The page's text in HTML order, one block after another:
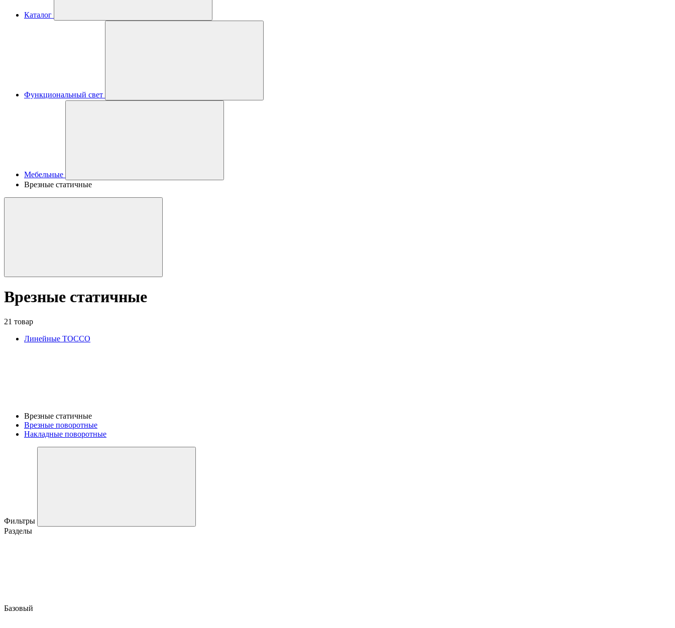
Каталог
Функциональный свет
Мебельные
Врезные статичные
Врезные статичные
21 товар
Линейные TOCCO
Врезные статичные
Врезные поворотные
Накладные поворотные
Фильтры
Разделы
Базовый